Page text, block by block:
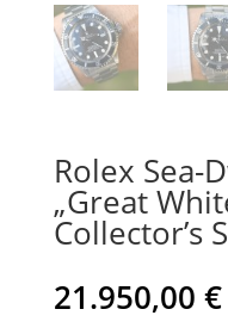
Rolex Sea-
„Great
Collector’s
21.950,00 €